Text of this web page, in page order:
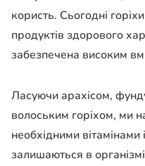
користь. Сьогодні
продуктів здорового
забезпечена високим
Ласуючи арахісом,
волоським горіхом, ми
необхідними вітамінами
залишаються в